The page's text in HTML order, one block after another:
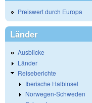
Preiswert durch Europa
Länder
Ausblicke
Länder
Reiseberichte
Iberische Halbinsel
Norwegen-Schweden